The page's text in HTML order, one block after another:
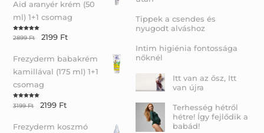
Aid aranyér krém (50
ml) 1+1 csomag
Rated5.00
out of 5
2899Ft 2199 Ft
Frezyderm babakrém
kamillával (175 ml) 1+1
csomag
Rated 5.00
out of 5
3199Ft 2199 Ft
Frezyderm koszmó
Tippek a csendes és
nyugodt alváshoz
Intim higiénia fontossága
nőknél
Itt van az ősz, Itt
van újra
Terhesség hétről
hétre! Így fejlődik a
babád!